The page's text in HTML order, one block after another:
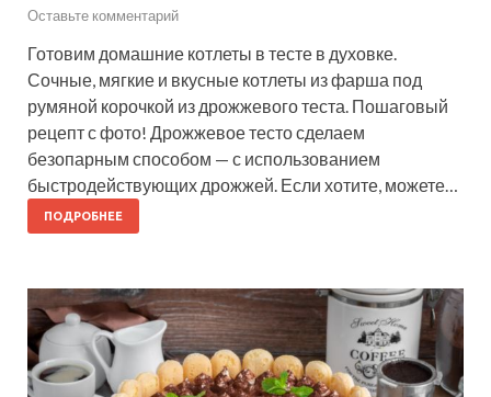
Оставьте комментарий
Готовим домашние котлеты в тесте в духовке.
Сочные, мягкие и вкусные котлеты из фарша под
румяной корочкой из дрожжевого теста. Пошаговый
рецепт с фото! Дрожжевое тесто сделаем
безопарным способом — с использованием
быстродействующих дрожжей. Если хотите, можете…
ПОДРОБНЕЕ